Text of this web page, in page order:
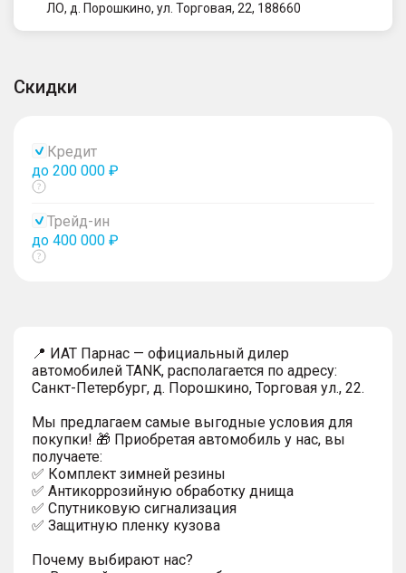
ЛО, д. Порошкино, ул. Торговая, 22, 188660
Скидки
Кредит
до 200 000 ₽
Показать
Трейд-ин
до 400 000 ₽
Показать
📍 ИАТ Парнас — официальный дилер
автомобилей TANK, располагается по адресу:
Санкт-Петербург, д. Порошкино, Торговая ул., 22.
Мы предлагаем самые выгодные условия для
покупки! 🎁 Приобретая автомобиль у нас, вы
получаете:
✅ Комплект зимней резины
✅ Антикоррозийную обработку днища
✅ Спутниковую сигнализация
✅ Защитную пленку кузова
Почему выбирают нас?